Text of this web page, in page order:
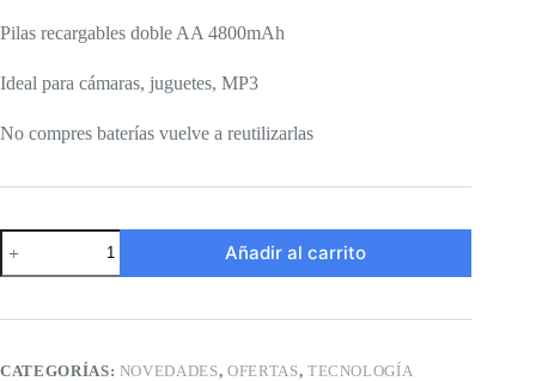
Pilas recargables doble AA 4800mAh
Ideal para cámaras, juguetes, MP3
No compres baterías vuelve a reutilizarlas
Pilas
recargables
doble
cantidad
Añadir al carrito
CATEGORÍAS: NOVEDADES, OFERTAS, TECNOLOGÍA